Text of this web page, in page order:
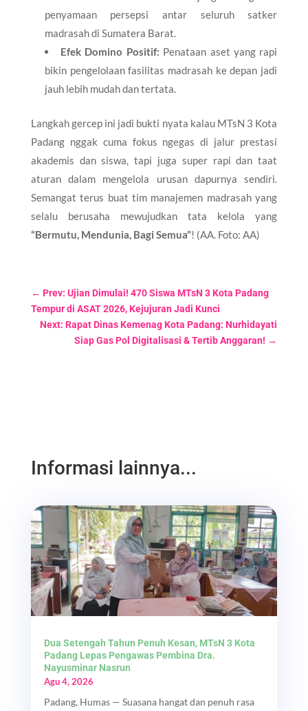
penyamaan persepsi antar seluruh satker
madrasah di Sumatera Barat.
Efek Domino Positif: Penataan aset yang rapi
bikin pengelolaan fasilitas madrasah ke depan jadi
jauh lebih mudah dan tertata.
​Langkah gercep ini jadi bukti nyata kalau MTsN 3 Kota
Padang nggak cuma fokus ngegas di jalur prestasi
akademis dan siswa, tapi juga super rapi dan taat
aturan dalam mengelola urusan dapurnya sendiri.
Semangat terus buat tim manajemen madrasah yang
selalu berusaha mewujudkan tata kelola yang
“Bermutu, Mendunia, Bagi Semua”! (AA. Foto: AA)
← Prev: Ujian Dimulai! 470 Siswa MTsN 3 Kota Padang
Tempur di ASAT 2026, Kejujuran Jadi Kunci
Next: Rapat Dinas Kemenag Kota Padang: Nurhidayati
Siap Gas Pol Digitalisasi & Tertib Anggaran! →
Informasi lainnya...
Dua Setengah Tahun Penuh Kesan, MTsN 3 Kota
Padang Lepas Pengawas Pembina Dra.
Nayusminar Nasrun
Agu 4, 2026
Padang, Humas — Suasana hangat dan penuh rasa